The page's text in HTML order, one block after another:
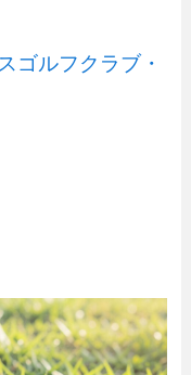
ゴルフクラブ・